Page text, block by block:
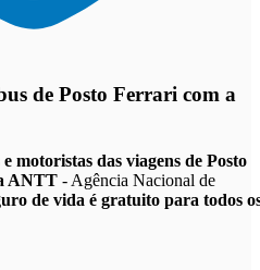
de Posto Ferrari com a
motoristas das viagens de Posto
ANTT - Agência Nacional de
de vida é gratuito para todos